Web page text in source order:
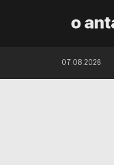
07.08.2026